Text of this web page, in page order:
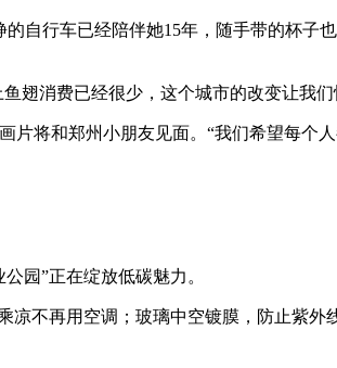
自行车已经陪伴她15年，随手带的杯子
翅消费已经很少，这个城市的改变让我们
将和郑州小朋友见面。“我们希望每个
园”正在绽放低碳魅力。
不再用空调；玻璃中空镀膜，防止紫